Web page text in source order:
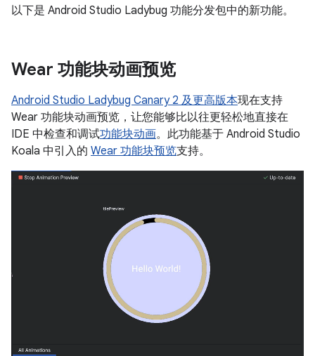
以下是 Android Studio Ladybug 功能分发包中的新功能。
Wear 功能块动画预览
Android Studio Ladybug Canary 2 及更高版本现在支持
Wear 功能块动画预览，让您能够比以往更轻松地直接在
IDE 中检查和调试功能块动画。此功能基于 Android Studio
Koala 中引入的 Wear 功能块预览支持。